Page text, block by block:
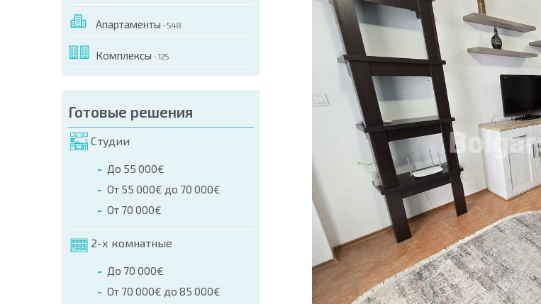
Апартаменты - 548
Комплексы - 125
Готовые решения
Студии
До 55 000€
От 55 000€ до 70 000€
От 70 000€
2-х комнатные
До 70 000€
От 70 000€ до 85 000€
ЭТОГО ОБЪЕКТА
телефонам:
+359 8 9797 99 03